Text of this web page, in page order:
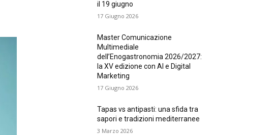
il 19 giugno
17 Giugno 2026
Master Comunicazione
Multimediale
dell’Enogastronomia 2026/2027:
la XV edizione con AI e Digital
Marketing
17 Giugno 2026
Tapas vs antipasti: una sfida tra
sapori e tradizioni mediterranee
3 Marzo 2026